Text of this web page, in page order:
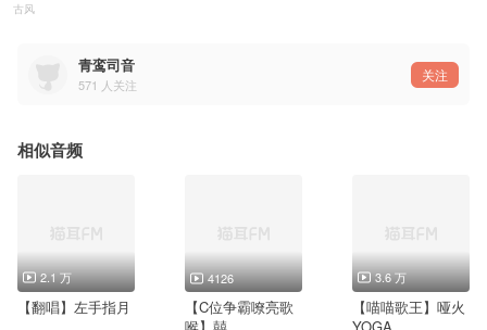
古风
青鸾司音
571 人关注
关注
相似音频
2.1 万
【翻唱】左手指月
4126
【C位争霸嘹亮歌
3.6 万
【喵喵歌王】哑火